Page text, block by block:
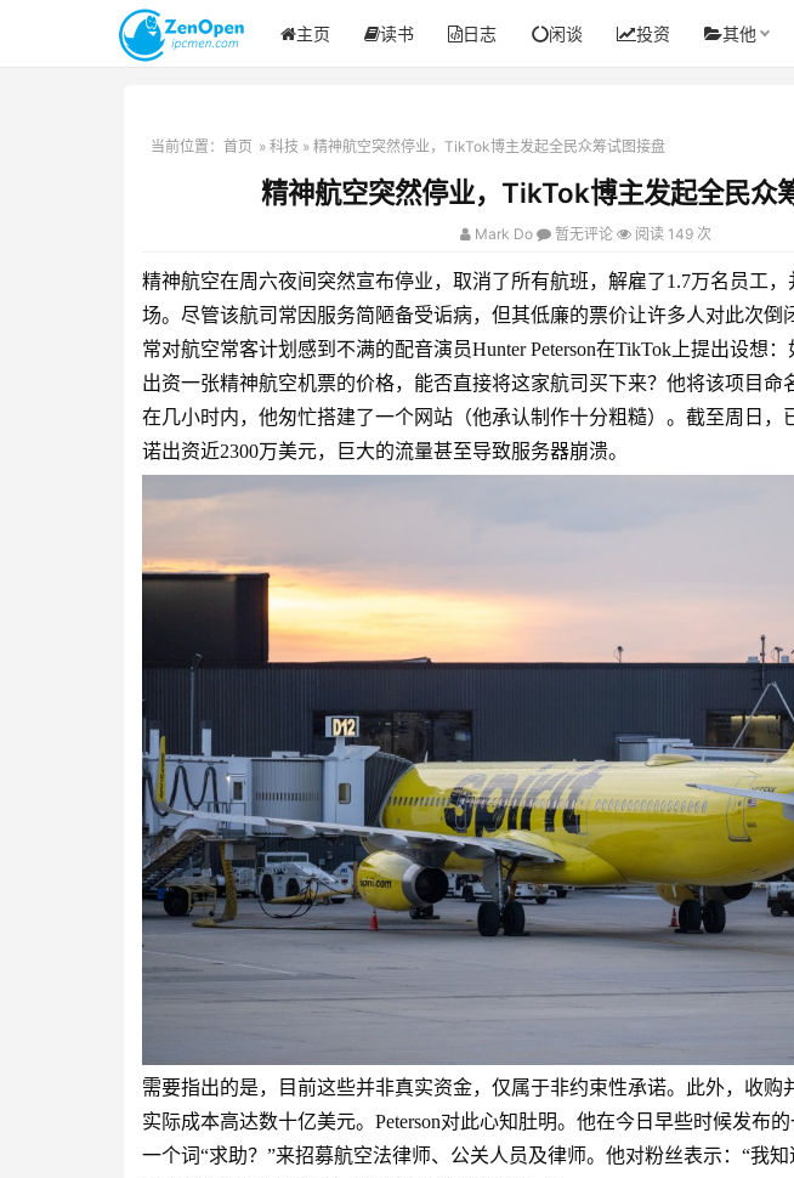
主页 读书 日志 闲谈 投资 其他
当前位置： 首页 » 科技 » 精神航空突然停业，TikTok博主发起全民众筹试图接盘
精神航空突然停业，TikTok博主发起全民众
Mark Do 暂无评论 阅读 149 次
精神航空在周六夜间突然宣布停业，取消了所有航班，解雇了1.7万名员工
场。尽管该航司常因服务简陋备受诟病，但其低廉的票价让许多人对此次倒
常对航空常客计划感到不满的配音演员Hunter Peterson在TikTok上提出设想
出资一张精神航空机票的价格，能否直接将这家航司买下来？他将该项目命
在几小时内，他匆忙搭建了一个网站（他承认制作十分粗糙）。截至周日，
诺出资近2300万美元，巨大的流量甚至导致服务器崩溃。
需要指出的是，目前这些并非真实资金，仅属于非约束性承诺。此外，收购
实际成本高达数十亿美元。Peterson对此心知肚明。他在今日早些时候发布
一个词“求助？”来招募航空法律师、公关人员及律师。他对粉丝表示：“我